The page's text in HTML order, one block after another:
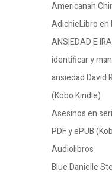
Americanah
AdichieLibro en
ANSIEDAD E
identificar y
ansiedad David
(Kobo Kindle)
Asesinos en
PDF y ePUB
Audiolibros
Blue Danielle